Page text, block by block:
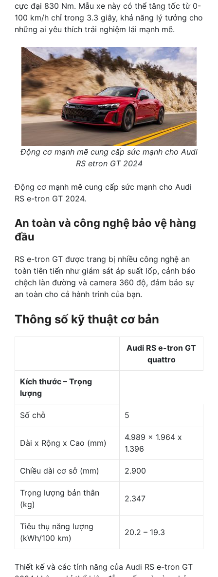
cực đại 830 Nm. Mẫu xe này có thể tăng tốc từ 0-
100 km/h chỉ trong 3.3 giây, khả năng lý tưởng cho
những ai yêu thích trải nghiệm lái mạnh mẽ.
Động cơ mạnh mẽ cung cấp sức mạnh cho Audi
RS etron GT 2024
Động cơ mạnh mẽ cung cấp sức mạnh cho Audi
RS e-tron GT 2024.
An toàn và công nghệ bảo vệ hàng
đầu
RS e-tron GT được trang bị nhiều công nghệ an
toàn tiên tiến như giám sát áp suất lốp, cảnh báo
chệch làn đường và camera 360 độ, đảm bảo sự
an toàn cho cả hành trình của bạn.
Thông số kỹ thuật cơ bản
Audi RS e-tron GT
quattro
Kích thước – Trọng
lượng
Số chỗ 5
Dài x Rộng x Cao (mm)
4.989 x 1.964 x
1.396
Chiều dài cơ sở (mm) 2.900
Trọng lượng bản thân
(kg)
2.347
Tiêu thụ năng lượng
(kWh/100 km)
20.2 – 19.3
Thiết kế và các tính năng của Audi RS e-tron GT